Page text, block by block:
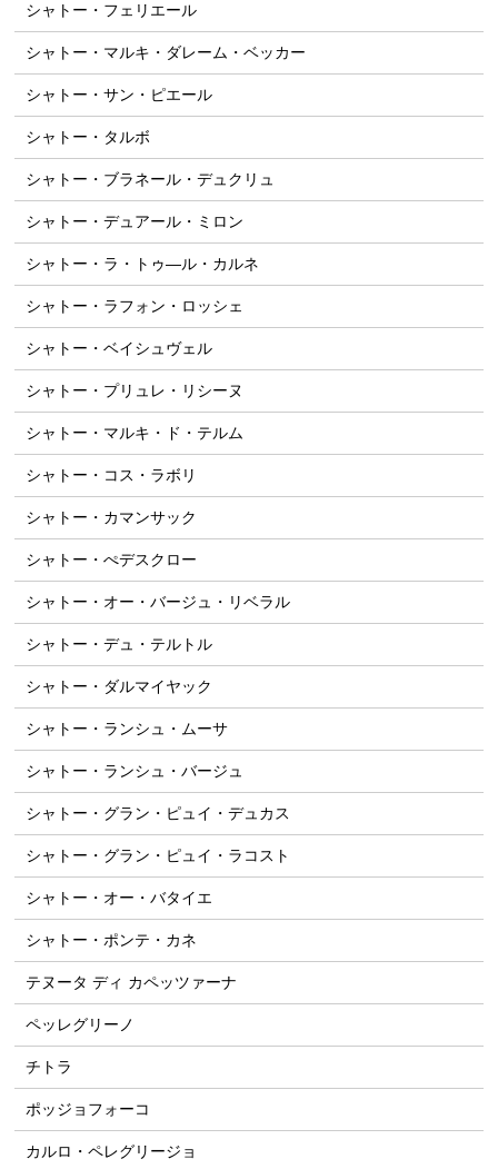
シャトー・フェリエール
シャトー・マルキ・ダレーム・ベッカー
シャトー・サン・ピエール
シャトー・タルボ
シャトー・ブラネール・デュクリュ
シャトー・デュアール・ミロン
シャトー・ラ・トゥ―ル・カルネ
シャトー・ラフォン・ロッシェ
シャトー・ベイシュヴェル
シャトー・プリュレ・リシーヌ
シャトー・マルキ・ド・テルム
シャトー・コス・ラボリ
シャトー・カマンサック
シャトー・ぺデスクロー
シャトー・オー・バージュ・リベラル
シャトー・デュ・テルトル
シャトー・ダルマイヤック
シャトー・ランシュ・ムーサ
シャトー・ランシュ・バージュ
シャトー・グラン・ピュイ・デュカス
シャトー・グラン・ピュイ・ラコスト
シャトー・オー・バタイエ
シャトー・ポンテ・カネ
テヌータ ディ カペッツァーナ
ペッレグリーノ
チトラ
ポッジョフォーコ
カルロ・ペレグリージョ